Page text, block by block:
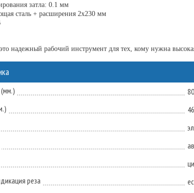
затла: 0.1 мм
сталь + расширения 2x230 мм
надежный рабочий инструмент для тех, кому нужна
80
реза